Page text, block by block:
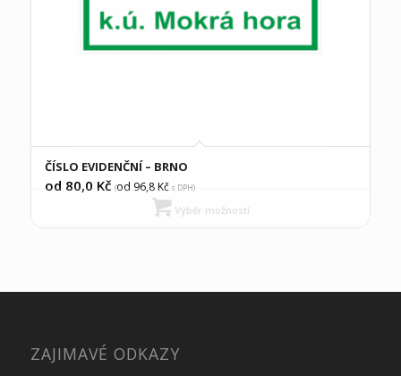
ČÍSLO EVIDENČNÍ – BRNO
od 80,0 Kč (od 96,8Kčs DPH)
Výběr možností
ZAJIMAVÉ ODKAZY